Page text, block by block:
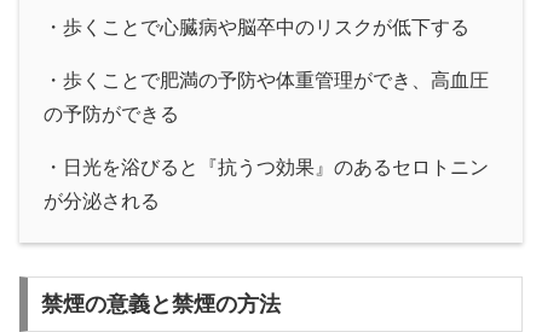
・歩くことで心臓病や脳卒中のリスクが低下する
・歩くことで肥満の予防や体重管理ができ、高血圧
の予防ができる
・日光を浴びると『抗うつ効果』のあるセロトニン
が分泌される
禁煙の意義と禁煙の方法